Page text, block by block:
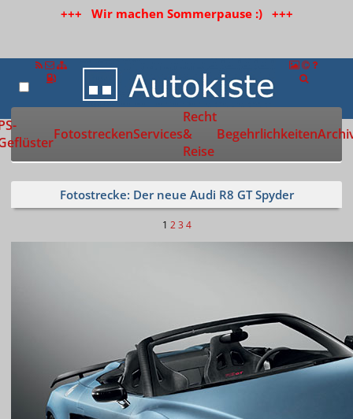
+++ Wir machen Sommerpause :) +++
Zur Startseite
FotostreckenServices
Recht
&
Reise
Begehrlichkeiten
Fotostrecke: Der neue Audi R8 GT Spyder
1 2 3 4